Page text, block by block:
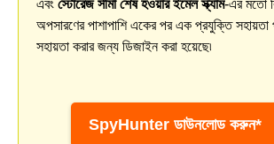
এবং স্টোরেজ সীমা শেষ হওয়ার ইমেল স্ক্যাম-এর মতো
অপসারণের পাশাপাশি একের পর এক প্রযুক্তি সহায়তা
সহায়তা করার জন্য ডিজাইন করা হয়েছে৷
SpyHunter ডাউনলোড করুন*